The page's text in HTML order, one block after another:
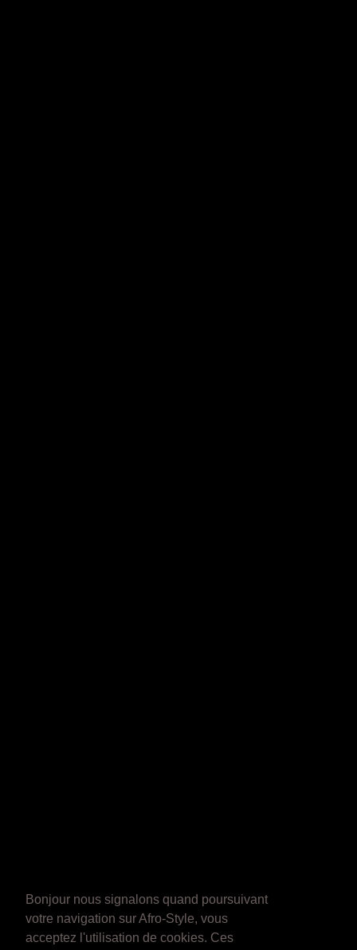
Bonjour nous signalons quand poursuivant
votre navigation sur Afro-Style, vous
acceptez l'utilisation de cookies. Ces